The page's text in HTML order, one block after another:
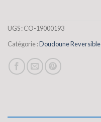
UGS :CO-19000193
Catégorie :Doudoune Reversible